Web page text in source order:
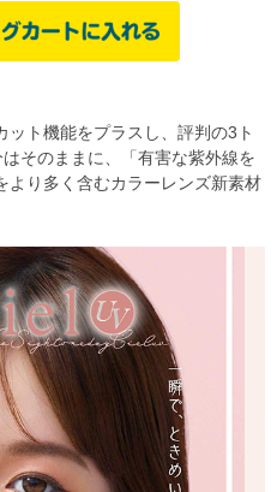
ット機能をプラスし、評判の3ト
そのままに、「有害な紫外線を
より多く含むカラーレンズ新素材